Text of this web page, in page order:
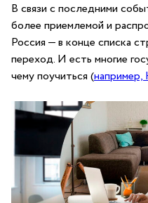
В связи с последними
более приемлемой и
Россия — в конце списка
переход. И есть многие
чему поучиться (